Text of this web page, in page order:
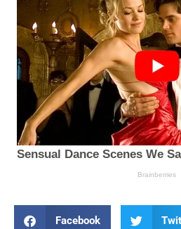
Facebook